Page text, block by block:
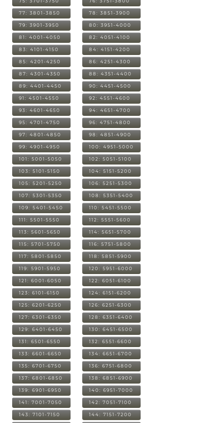
77: 3801-3850 78: 3851-3900
79: 3901-3950 80: 3951-4000
81: 4001-4050 82: 4051-4100
83: 4101-4150 84: 4151-4200
85: 4201-4250 86: 4251-4300
87: 4301-4350 88: 4351-4400
89: 4401-4450 90: 4451-4500
91: 4501-4550 92: 4551-4600
93: 4601-4650 94: 4651-4700
95: 4701-4750 96: 4751-4800
97: 4801-4850 98: 4851-4900
99: 4901-4950 100: 4951-5000
101: 5001-5050 102: 5051-5100
103: 5101-5150 104: 5151-5200
105: 5201-5250 106: 5251-5300
107: 5301-5350 108: 5351-5400
109: 5401-5450 110: 5451-5500
111: 5501-5550 112: 5551-5600
113: 5601-5650 114: 5651-5700
115: 5701-5750 116: 5751-5800
117: 5801-5850 118: 5851-5900
119: 5901-5950 120: 5951-6000
121: 6001-6050 122: 6051-6100
123: 6101-6150 124: 6151-6200
125: 6201-6250 126: 6251-6300
127: 6301-6350 128: 6351-6400
129: 6401-6450 130: 6451-6500
131: 6501-6550 132: 6551-6600
133: 6601-6650 134: 6651-6700
135: 6701-6750 136: 6751-6800
137: 6801-6850 138: 6851-6900
139: 6901-6950 140: 6951-7000
141: 7001-7050 142: 7051-7100
143: 7101-7150 144: 7151-7200